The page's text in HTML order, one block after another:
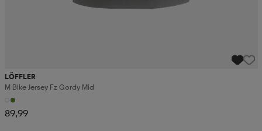
LÖFFLER
M Bike Jersey Fz Gordy Mid
89,99